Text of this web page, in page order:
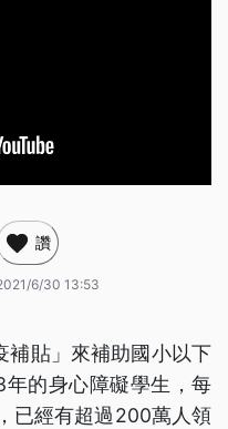
讚
6/30 13:53
補貼」來補助國小以下
的身心障礙學生，每
已經有超過200萬人領